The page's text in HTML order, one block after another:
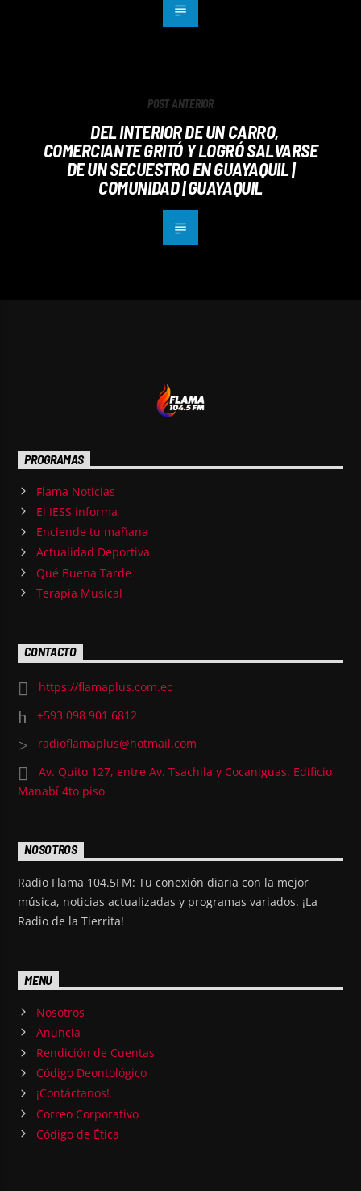
POST ANTERIOR
DEL INTERIOR DE UN CARRO,
COMERCIANTE GRITÓ Y LOGRÓ SALVARSE
DE UN SECUESTRO EN GUAYAQUIL |
COMUNIDAD | GUAYAQUIL
PROGRAMAS
Flama Noticias
El IESS informa
Enciende tu mañana
Actualidad Deportiva
Qué Buena Tarde
Terapia Musical
CONTACTO
https://flamaplus.com.ec
+593 098 901 6812
radioflamaplus@hotmail.com
Av. Quito 127, entre Av. Tsachila y Cocaniguas. Edificio
Manabí 4to piso
NOSOTROS
Radio Flama 104.5FM: Tu conexión diaria con la mejor
música, noticias actualizadas y programas variados. ¡La
Radio de la Tierrita!
MENU
Nosotros
Anuncia
Rendición de Cuentas
Código Deontológico
¡Contáctanos!
Correo Corporativo
Código de Ética